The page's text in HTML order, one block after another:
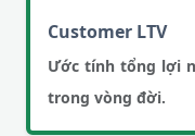
Customer LTV
Ước tính tổng lợi
trong vòng đời.